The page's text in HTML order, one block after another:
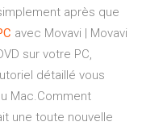
après que
avec Movavi | Movavi
sur votre PC,
détaillé vous
Mac.Comment
une toute nouvelle